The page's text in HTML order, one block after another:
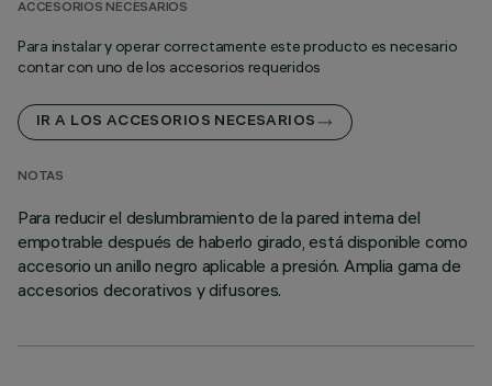
ACCESORIOS NECESARIOS
Para instalar y operar correctamente este producto es necesario
contar con uno de los accesorios requeridos
IR A LOS ACCESORIOS NECESARIOS
NOTAS
Para reducir el deslumbramiento de la pared interna del
empotrable después de haberlo girado, está disponible como
accesorio un anillo negro aplicable a presión. Amplia gama de
accesorios decorativos y difusores.